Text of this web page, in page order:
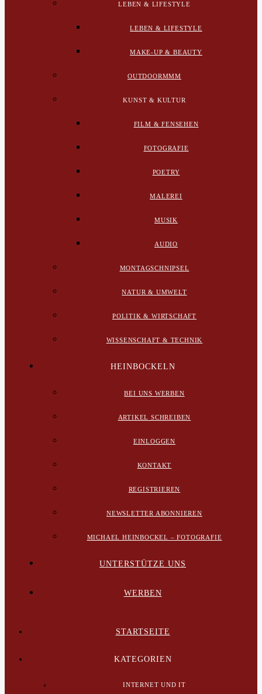
LEBEN & LIFESTYLE
LEBEN & LIFESTYLE
MAKE-UP & BEAUTY
OUTDOORMMM
KUNST & KULTUR
FILM & FENSEHEN
FOTOGRAFIE
POETRY
MALEREI
MUSIK
AUDIO
MONTAGSCHNIPSEL
NATUR & UMWELT
POLITIK & WIRTSCHAFT
WISSENSCHAFT & TECHNIK
HEINBOCKELN
BEI UNS WERBEN
ARTIKEL SCHREIBEN
EINLOGGEN
KONTAKT
REGISTRIEREN
NEWSLETTER ABONNIEREN
MICHAEL HEINBOCKEL – FOTOGRAFIE
UNTERSTÜTZE UNS
WERBEN
STARTSEITE
KATEGORIEN
INTERNET UND IT